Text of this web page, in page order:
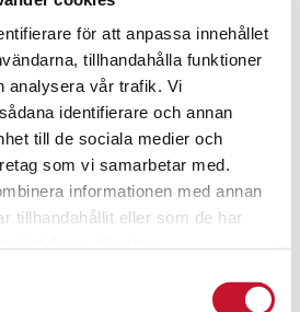
för att anpassa innehållet
tillhandahålla funktioner
analysera vår trafik. Vi
identifierare och annan
till de sociala medier och
som vi samarbetar med.
informationen med annan
tillhandahållit eller som de har